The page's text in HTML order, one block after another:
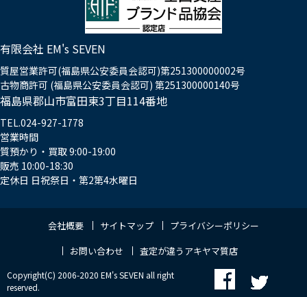
有限会社 EM's SEVEN
質屋営業許可(福島県公安委員会認可)第251300000002号
古物商許可 (福島県公安委員会認可) 第251300000140号
福島県郡山市富田東3丁目114番地
TEL.024-927-1778
営業時間
質預かり・買取 9:00-19:00
販売 10:00-18:30
定休日 日祝祭日・第2第4水曜日
会社概要 サイトマップ
プライバシーポリシー
お問い合わせ
査定が違うアキヤマ質店
Copyright(C) 2006-2020 EM's SEVEN all right
reserved.